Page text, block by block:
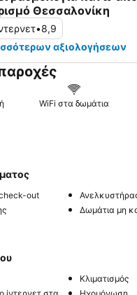
Θεσσαλονίκη
•8,9
αξιολογήσεων
WiFi στα δωμάτια
out
Δωμάτια μη
Κλιματισμός